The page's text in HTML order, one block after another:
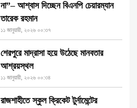
না”– আশ্বাস দিচ্ছেন বিএনপি চেয়ারম্যান
তারেক রহমান
১১ জানুয়ারী, ২০২৬ ০০:৩৭
শেরপুরে মাদ্রাসা হয়ে উঠেছে মানবতার
আশ্রয়স্থল
১১ জানুয়ারী, ২০২৬ ০০:৩৪
রাজশাহীতে স্কুল ক্রিকেট টুর্নামেন্টের